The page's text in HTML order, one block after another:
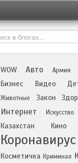
WOW Авто Армия
Бизнес Видео
Животные
Закон
Интернет Искусство
Казахстан Кино
Коронавирус
Косметичка Криминал